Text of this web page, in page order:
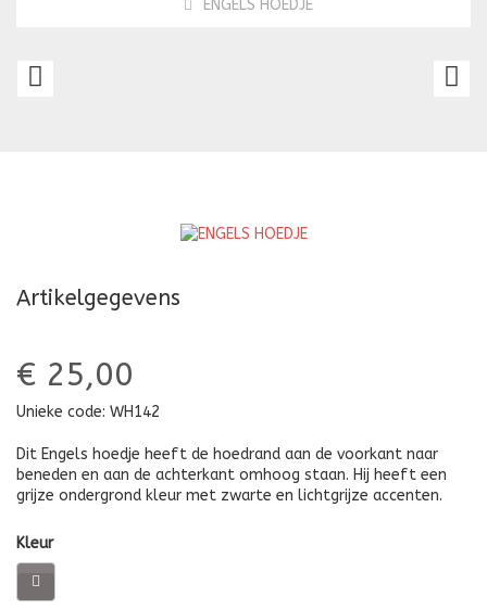
ENGELS HOEDJE
Artikelgegevens
€ 25,00
Unieke code: WH142
Dit Engels hoedje heeft de hoedrand aan de voorkant naar
beneden en aan de achterkant omhoog staan. Hij heeft een
grijze ondergrond kleur met zwarte en lichtgrijze accenten.
Kleur